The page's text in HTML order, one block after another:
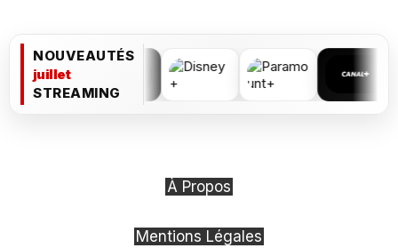
NOUVEAUTÉS
juillet
STREAMING
À Propos
Mentions Légales